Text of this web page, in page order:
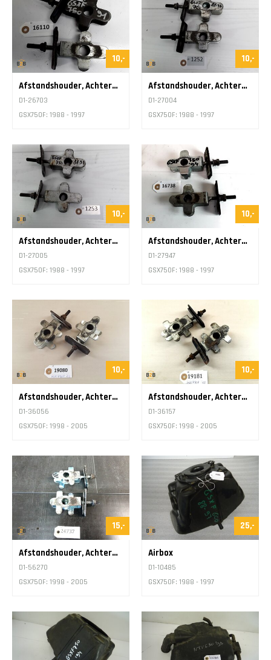
10,-
Afstandshouder, Achterwiel Regeling
D1-26703
GSX750F: 1988 - 1997
10,-
Afstandshouder, Achterwiel Regeling
D1-27004
GSX750F: 1988 - 1997
10,-
Afstandshouder, Achterwiel Regeling
D1-27005
GSX750F: 1988 - 1997
10,-
Afstandshouder, Achterwiel Regeling
D1-27947
GSX750F: 1988 - 1997
10,-
Afstandshouder, Achterwiel Regeling
D1-36056
GSX750F: 1998 - 2005
10,-
Afstandshouder, Achterwiel Regeling
D1-36157
GSX750F: 1998 - 2005
15,-
Afstandshouder, Achterwiel Regeling
D1-56270
GSX750F: 1998 - 2005
25,-
Airbox
D1-10485
GSX750F: 1988 - 1997